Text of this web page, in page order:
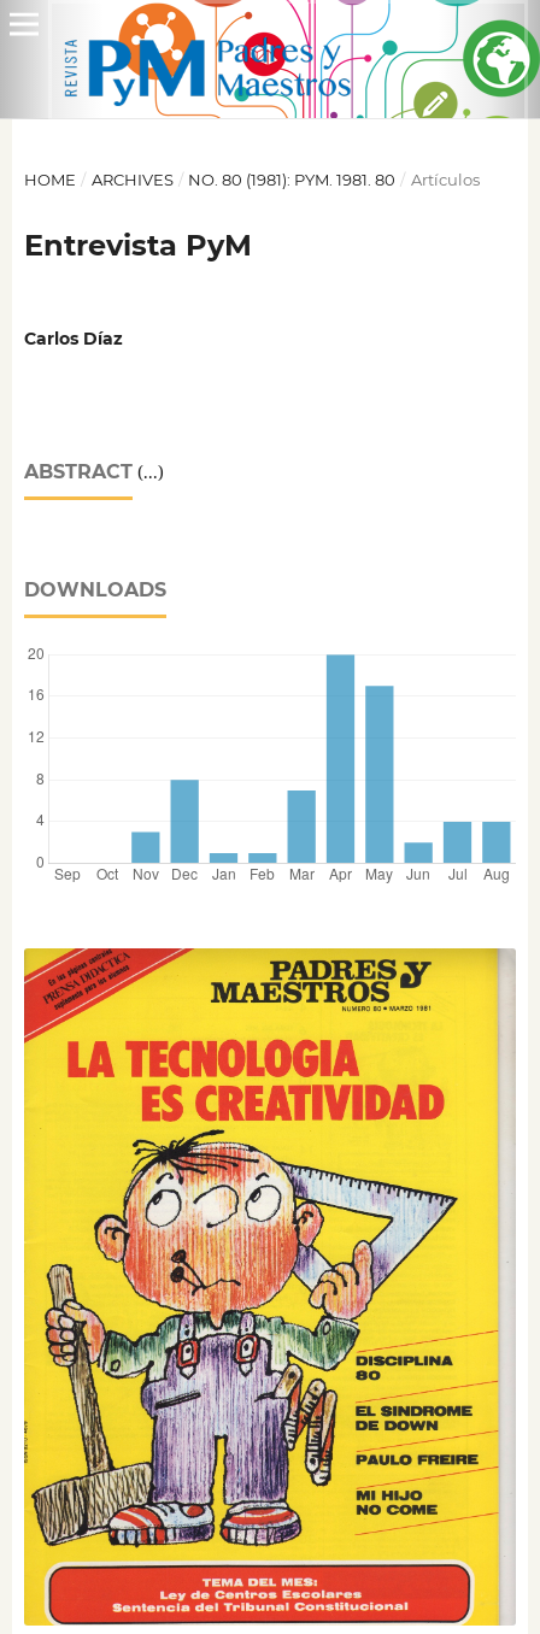
HOME / ARCHIVES / NO. 80 (1981): PYM. 1981. 80 / Artículos
Entrevista PyM
Carlos Díaz
ABSTRACT(...)
DOWNLOADS